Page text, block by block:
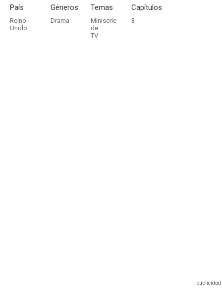
País
Reino
Unido
Géneros
Drama
Temas
Miniserie
de
TV
Capítulos
3